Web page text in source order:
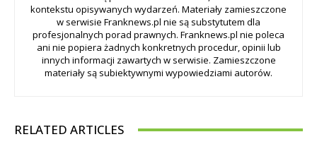
kontekstu opisywanych wydarzeń. Materiały zamieszczone
w serwisie Franknews.pl nie są substytutem dla
profesjonalnych porad prawnych. Franknews.pl nie poleca
ani nie popiera żadnych konkretnych procedur, opinii lub
innych informacji zawartych w serwisie. Zamieszczone
materiały są subiektywnymi wypowiedziami autorów.
RELATED ARTICLES